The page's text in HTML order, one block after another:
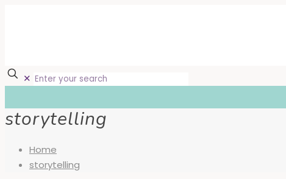
✕
storytelling
Home
storytelling